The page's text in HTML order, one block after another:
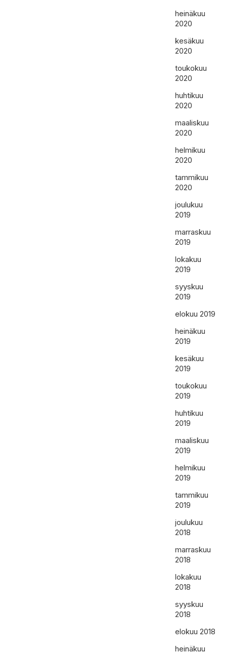
heinäkuu
2020
kesäkuu
2020
toukokuu
2020
huhtikuu
2020
maaliskuu
2020
helmikuu
2020
tammikuu
2020
joulukuu
2019
marraskuu
2019
lokakuu
2019
syyskuu
2019
elokuu 2019
heinäkuu
2019
kesäkuu
2019
toukokuu
2019
huhtikuu
2019
maaliskuu
2019
helmikuu
2019
tammikuu
2019
joulukuu
2018
marraskuu
2018
lokakuu
2018
syyskuu
2018
elokuu 2018
heinäkuu